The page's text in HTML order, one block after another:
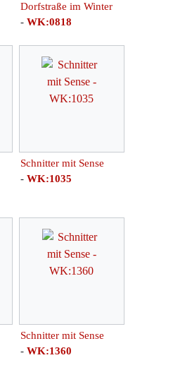
Dorfstraße im Winter
- WK:0818
Schnitter mit Sense
- WK:1035
Schnitter mit Sense
- WK:1360